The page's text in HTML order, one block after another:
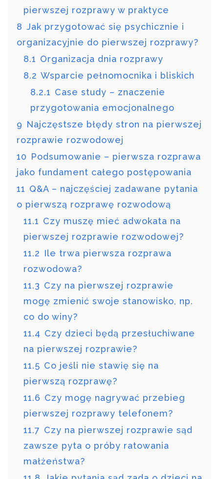
pierwszej rozprawy w praktyce
8 Jak przygotować się psychicznie i
organizacyjnie do pierwszej rozprawy?
8.1 Organizacja dnia rozprawy
8.2 Wsparcie pełnomocnika i bliskich
8.2.1 Case study – znaczenie
przygotowania emocjonalnego
9 Najczęstsze błędy stron na pierwszej
rozprawie rozwodowej
10 Podsumowanie – pierwsza rozprawa
jako fundament całego postępowania
11 Q&A – najczęściej zadawane pytania
o pierwszą rozprawę rozwodową
11.1 Czy muszę mieć adwokata na
pierwszej rozprawie rozwodowej?
11.2 Ile trwa pierwsza rozprawa
rozwodowa?
11.3 Czy na pierwszej rozprawie
mogę zmienić swoje stanowisko, np.
co do winy?
11.4 Czy dzieci będą przesłuchiwane
na pierwszej rozprawie?
11.5 Co jeśli nie stawię się na
pierwszą rozprawę?
11.6 Czy mogę nagrywać przebieg
pierwszej rozprawy telefonem?
11.7 Czy na pierwszej rozprawie sąd
zawsze pyta o próby ratowania
małżeństwa?